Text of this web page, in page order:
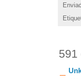
591